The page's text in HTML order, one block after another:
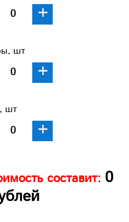
+
шт
+
шт
+
составит: 0